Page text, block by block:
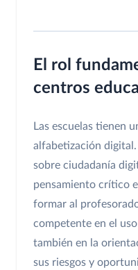
El rol
centros
Las escuelas tienen
alfabetización
sobre ciudadanía
pensamiento crítico
formar al
competente en el
también en la
sus riesgos y